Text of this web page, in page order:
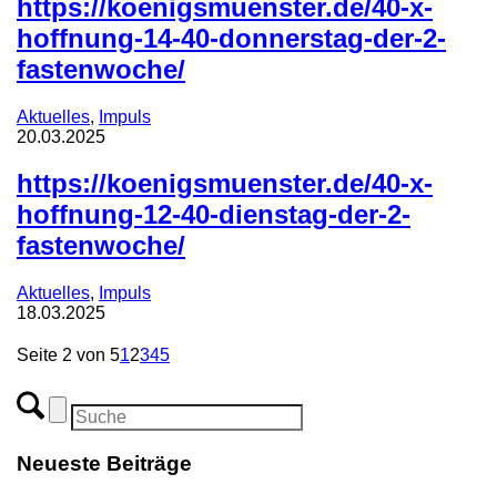
https://koenigsmuenster.de/40-x-
hoffnung-14-40-donnerstag-der-2-
fastenwoche/
Aktuelles, Impuls
20.03.2025
https://koenigsmuenster.de/40-x-
hoffnung-12-40-dienstag-der-2-
fastenwoche/
Aktuelles, Impuls
18.03.2025
Seite 2 von 512345
Neueste Beiträge